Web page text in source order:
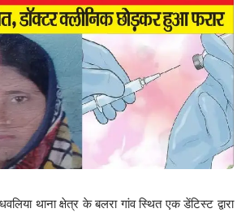
थाना क्षेत्र के बलरा गांव स्थित एक डेंटिस्ट द्वारा